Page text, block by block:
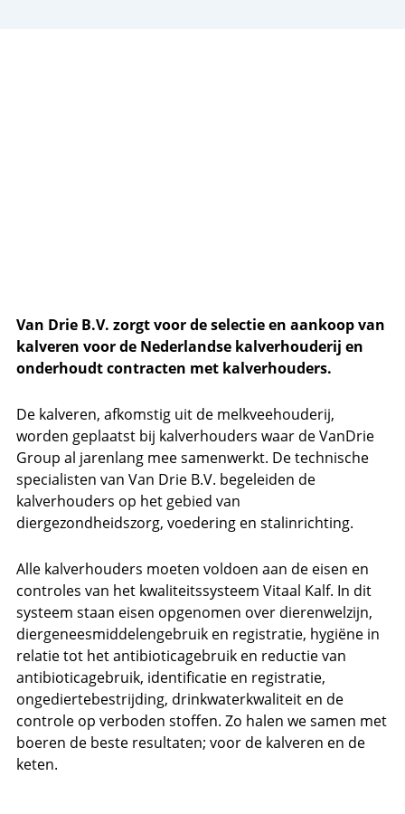
Van Drie B.V. zorgt voor de selectie en aankoop van
kalveren voor de Nederlandse kalverhouderij en
onderhoudt contracten met kalverhouders.
De kalveren, afkomstig uit de melkveehouderij,
worden geplaatst bij kalverhouders waar de VanDrie
Group al jarenlang mee samenwerkt. De technische
specialisten van Van Drie B.V.​​​​​​​ begeleiden de
kalverhouders op het gebied van
diergezondheidszorg, voedering en stalinrichting.
Alle kalverhouders moeten voldoen aan de eisen en
controles van het kwaliteitssysteem Vitaal Kalf. In dit
systeem staan eisen opgenomen over dierenwelzijn,
diergeneesmiddelengebruik en registratie, hygiëne in
relatie tot het antibioticagebruik en reductie van
antibioticagebruik, identificatie en registratie,
ongediertebestrijding, drinkwaterkwaliteit en de
controle op verboden stoffen. Zo halen we samen met
boeren de beste resultaten; voor de kalveren en de
keten.